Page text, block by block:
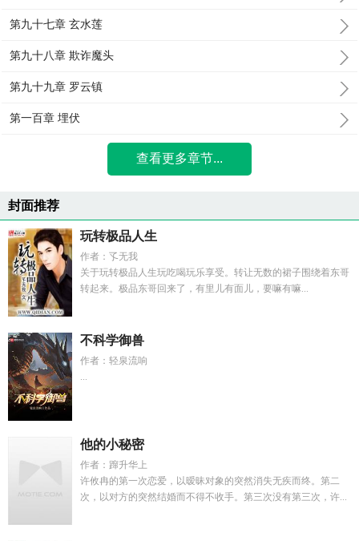
第九十七章 玄水莲
第九十八章 欺诈魔头
第九十九章 罗云镇
第一百章 埋伏
查看更多章节...
封面推荐
玩转极品人生
作者：孓无我
关于玩转极品人生玩吃喝玩乐享受。转让无数的裙子围绕着东哥
转起来。极品东哥回来了，有里儿有面儿，要嘛有嘛...
不科学御兽
作者：轻泉流响
...
他的小秘密
作者：蹿升华上
许攸冉的第一次恋爱，以暧昧对象的突然消失无疾而终。第二
次，以对方的突然结婚而不得不收手。第三次没有第三次，许...